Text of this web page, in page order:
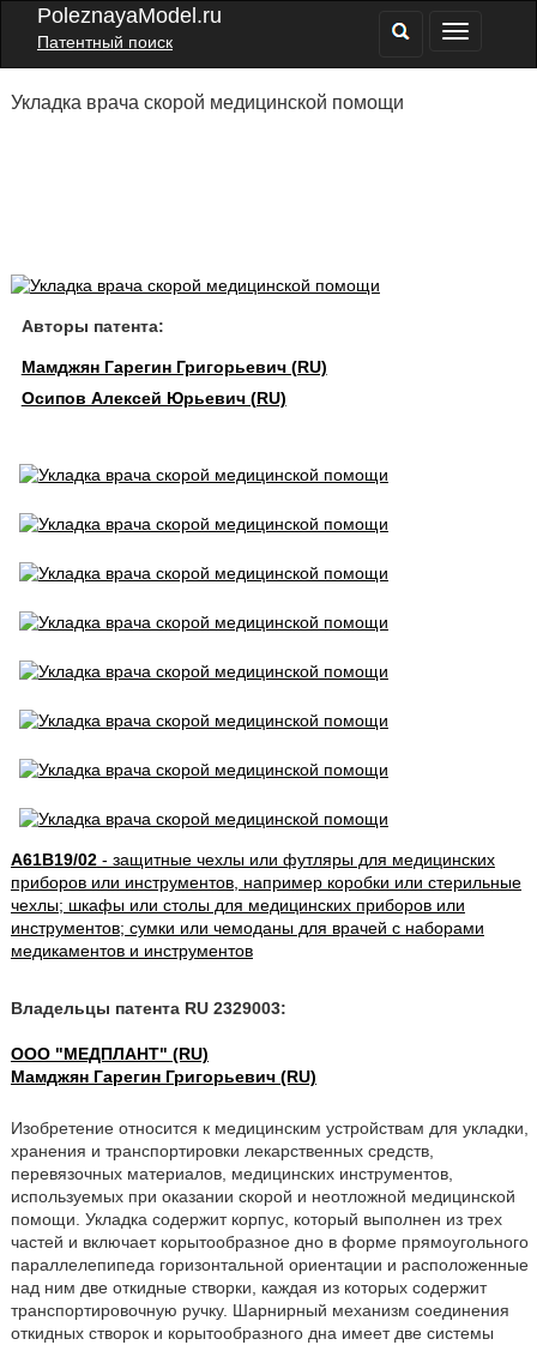
PoleznayaModel.ru
Патентный поиск
Укладка врача скорой медицинской помощи
Авторы патента:
Мамджян Гарегин Григорьевич (RU)
Осипов Алексей Юрьевич (RU)
A61B19/02- защитные чехлы или футляры для медицинских
приборов или инструментов, например коробки или стерильные
чехлы; шкафы или столы для медицинских приборов или
инструментов; сумки или чемоданы для врачей с наборами
медикаментов и инструментов
Владельцы патента RU 2329003:
ООО "МЕДПЛАНТ" (RU)
Мамджян Гарегин Григорьевич (RU)
Изобретение относится к медицинским устройствам для укладки,
хранения и транспортировки лекарственных средств,
перевязочных материалов, медицинских инструментов,
используемых при оказании скорой и неотложной медицинской
помощи. Укладка содержит корпус, который выполнен из трех
частей и включает корытообразное дно в форме прямоугольного
параллелепипеда горизонтальной ориентации и расположенные
над ним две откидные створки, каждая из которых содержит
транспортировочную ручку. Шарнирный механизм соединения
откидных створок и корытообразного дна имеет две системы